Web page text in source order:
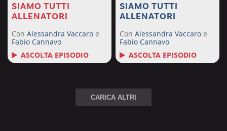
SIAMO TUTTI
ALLENATORI
Con Alessandra Vaccaro e
Fabio Cannavo
ASCOLTA EPISODIO
SIAMO TUTTI
ALLENATORI
ConAlessandra Vaccaro e
Fabio Cannavo
ASCOLTA EPISODIO
CARICA ALTRI